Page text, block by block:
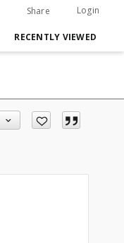
Share Login
RECENTLY VIEWED